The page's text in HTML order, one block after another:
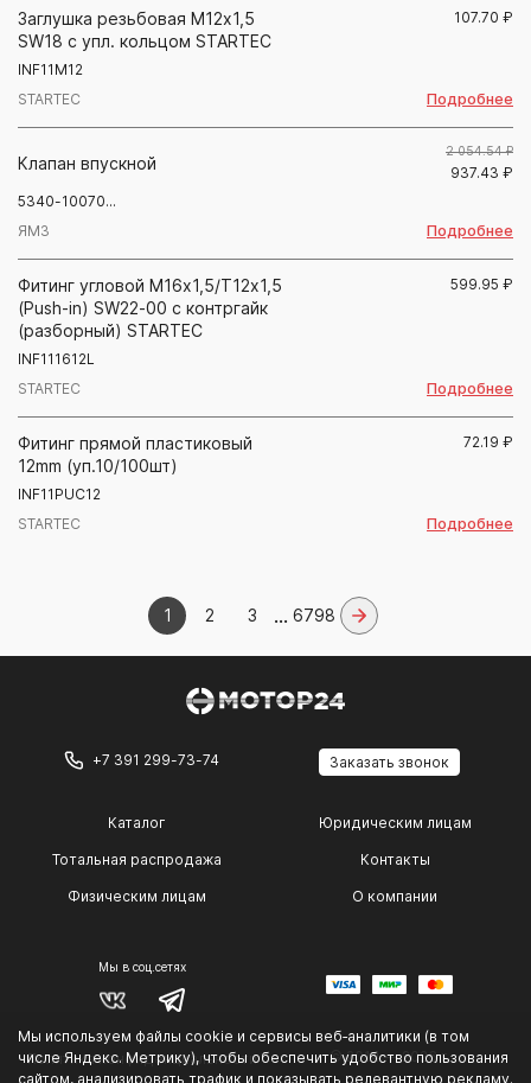
Заглушка резьбовая М12х1,5
SW18 с упл. кольцом STARTEC
INF11M12
STARTEC
107.70 ₽
Подробнее
Клапан впускной
5340-10070...
ЯМЗ
2 054.54 ₽
937.43 ₽
Подробнее
Фитинг угловой М16х1,5/Т12х1,5
(Push-in) SW22-00 с контргайк
(разборный) STARTEC
INF111612L
STARTEC
599.95 ₽
Подробнее
Фитинг прямой пластиковый
12mm (уп.10/100шт)
INF11PUC12
STARTEC
72.19 ₽
Подробнее
1 2 3 ... 6798
Мы используем файлы cookie и сервисы веб‑аналитики (в том
числе Яндекс. Метрику), чтобы обеспечить удобство пользования
сайтом, анализировать трафик и показывать релевантную рекламу.
+7 391 299-73-74 Заказать звонок
Каталог
Тотальная распродажа
Физическим лицам
Юридическим лицам
Контакты
О компании
Мы в соц.сетях
Политика конфиденциальности © 2014 — 2026 г.
.